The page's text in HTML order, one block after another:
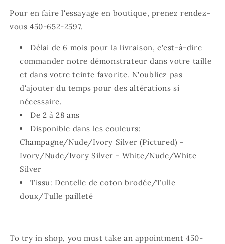
Pour en faire l'essayage en boutique, prenez rendez-
vous 450-652-2597.
Délai de 6 mois pour la livraison, c'est-à-dire
commander notre démonstrateur dans votre taille
et dans votre teinte favorite. N'oubliez pas
d'ajouter du temps pour des altérations si
nécessaire.
De 2 à 28 ans
Disponible dans les couleurs:
Champagne/Nude/Ivory Silver (Pictured) -
Ivory/Nude/Ivory Silver - White/Nude/White
Silver
Tissu: Dentelle de coton brodée/Tulle
doux/Tulle pailleté
To try in shop, you must take an appointment 450-